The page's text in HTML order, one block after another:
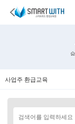
사업주 환급교육